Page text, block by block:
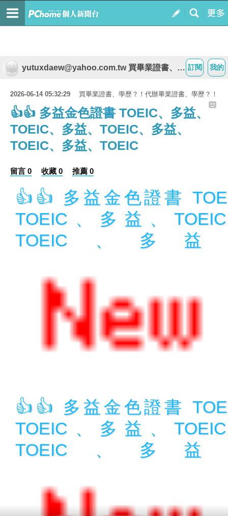
我的
訂閱
yutuxdaew@yahoo.com.tw 買畢業證書、學歷？！代辦畢業證書、學歷？！
2026-06-14 05:32:29 買畢業證書、學歷？！代辦畢業證書、學歷？！
👍👍 多益金色證書 TOEIC、多益、
TOEIC、多益、TOEIC、多益、
TOEIC、多益、TOEIC
留言 0 收藏 0 推薦 0
👍👍 多益金色證書
TOEIC、多益、
TOEIC、多益
👍👍 多益金色證書
TOEIC、多益、
TOEIC、多益